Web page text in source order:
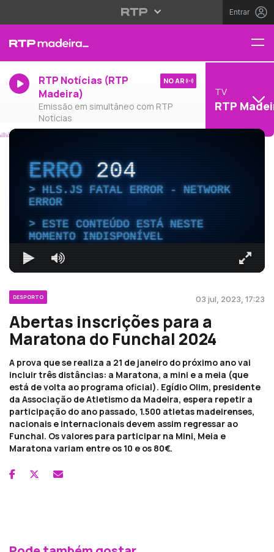
Entrar
RTP Notícias (RTP
Madeira)
Emissão em simultâneo com RTP
Notícias
NO AR
TV
RTP
ERRO204
HLS.JS FATAL ERROR - NETWORK
ERROR
ESTE CONTEÚDO ESTÁ NESTE
MOMENTO INDISPONÍVEL
DESPORTO 03 jul, 2023, 17:23
Abertas inscrições para a
Maratona do Funchal 2024
A prova que se realiza a 21 de janeiro do próximo ano vai
incluir três distâncias: a Maratona, a mini e a meia (que
está de volta ao programa oficial). Egídio Olim, presidente
da Associação de Atletismo da Madeira, espera repetir a
participação do ano passado, 1.500 atletas madeirenses,
nacionais e internacionais devem assim regressar ao
Funchal. Os valores para participar na Mini, Meia e
Maratona variam entre os 10 e os 80€.